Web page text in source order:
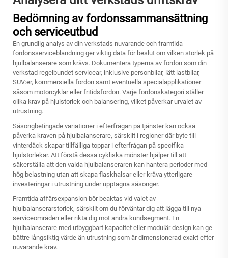
Bedömning av fordonssammansättning
och serviceutbud
En grundlig analys av din verkstads nuvarande och framtida
fordonsserviceblandning ger viktig data för beslut om vilken storlek på
hjulbalanserare som krävs. Dokumentera typerna av fordon som din
verkstad regelbundet servicear, inklusive personbilar, lätt lastbilar,
SUV:er, kommersiella fordon samt eventuella specialapplikationer
såsom motorcyklar eller fritidsfordon. Varje fordonskategori ställer
olika krav på hjulstorlek och balansering, vilket påverkar urvalet av
utrustning.
Säsongbetingade variationer i efterfrågan på tjänster kan också
påverka kraven på hjulbalanserare, särskilt i regioner där byte till
vinterdäck skapar tillfälliga toppar i efterfrågan på specifika
hjulstorlekar. Att förstå dessa cykliska mönster hjälper till att
säkerställa att den valda hjulbalanseraren kan hantera perioder med
hög belastning utan att skapa flaskhalsar eller kräva ytterligare
investeringar i utrustning under upptagna säsonger.
Framtida affärsexpansion bör beaktas vid valet av
hjulbalanserarstorlek, särskilt om du förväntar dig att lägga till nya
serviceområden eller rikta dig mot andra kundsegment. En
hjulbalanserare med utbyggbart kapacitet eller modulär design kan ge
bättre långsiktig värde än utrustning som är dimensionerad exakt efter
nuvarande krav.